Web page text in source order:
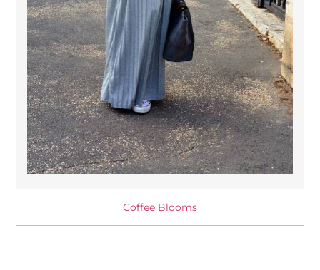
Coffee Blooms